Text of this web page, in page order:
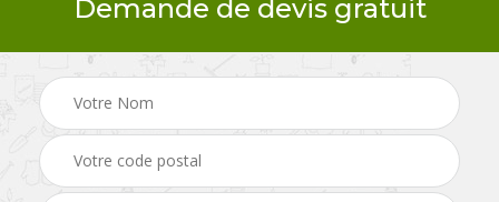
Demande de devis gratuit